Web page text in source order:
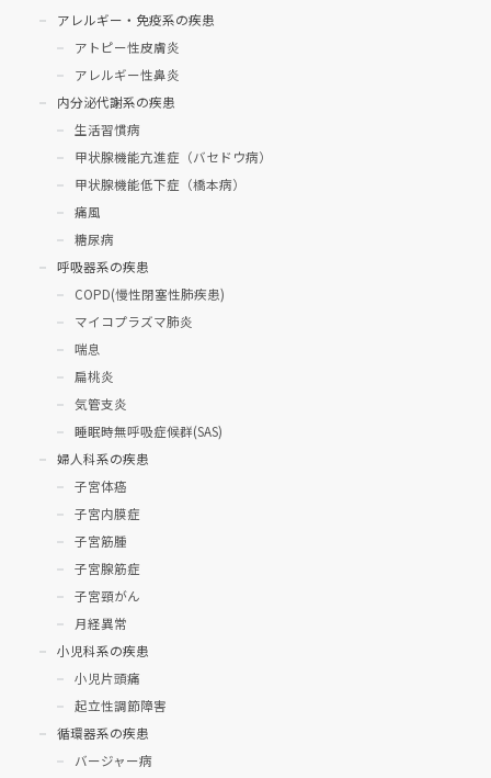
アレルギー・免疫系の疾患
アトピー性皮膚炎
アレルギー性鼻炎
内分泌代謝系の疾患
生活習慣病
甲状腺機能亢進症（バセドウ病）
甲状腺機能低下症（橋本病）
痛風
糖尿病
呼吸器系の疾患
COPD(慢性閉塞性肺疾患)
マイコプラズマ肺炎
喘息
扁桃炎
気管支炎
睡眠時無呼吸症候群(SAS)
婦人科系の疾患
子宮体癌
子宮内膜症
子宮筋腫
子宮腺筋症
子宮頸がん
月経異常
小児科系の疾患
小児片頭痛
起立性調節障害
循環器系の疾患
バージャー病